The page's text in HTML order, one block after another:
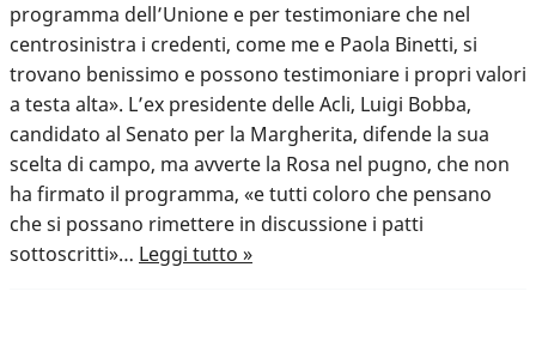
programma dell’Unione e per testimoniare che nel
centrosinistra i credenti, come me e Paola Binetti, si
trovano benissimo e possono testimoniare i propri valori
a testa alta». L’ex presidente delle Acli, Luigi Bobba,
candidato al Senato per la Margherita, difende la sua
scelta di campo, ma avverte la Rosa nel pugno, che non
ha firmato il programma, «e tutti coloro che pensano
che si possano rimettere in discussione i patti
sottoscritti»… Leggi tutto »